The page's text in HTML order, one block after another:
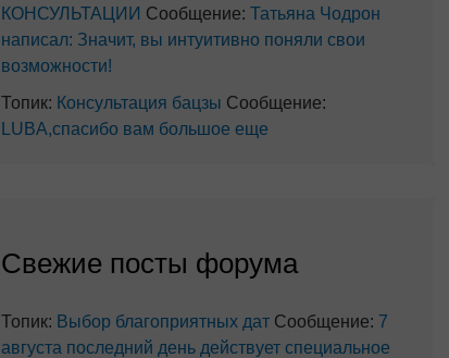
КОНСУЛЬТАЦИИ Сообщение: Татьяна Чодрон
написал: Значит, вы интуитивно поняли свои
возможности!
Топик: Консультация бацзы Сообщение:
LUBA,спасибо вам большое еще
Cвежие посты форума
Топик: Выбор благоприятных дат Сообщение: 7
августа последний день действует специальное